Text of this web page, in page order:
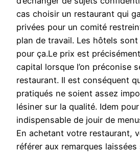
cas choisir un restaurant qui
privées pour un comité
plan de travail. Les hôtels
pour ça.Le prix est
capital lorsque l’on préconise
restaurant. Il est conséquent
pratiqués ne soient assez
lésiner sur la qualité. Idem
indispensable de jouir de
En achetant votre restaurant,
référer aux remarques